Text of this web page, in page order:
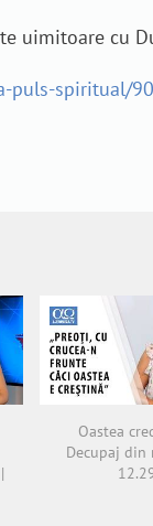
uimitoare cu
spiritual/
Oastea
Decupaj din